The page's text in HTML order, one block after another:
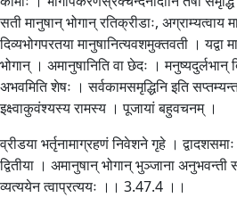
सती मानुषान् भोगान् रतिक्रीडाः,
दिव्यभोगपरतया मानुषानित्यवशमुक्तवती । यद्वा
भोगान् । अमानुषानिति वा छेदः । मनुष्यदुर्लभान्
अभवमिति शेषः । सर्वकामसमृद्धिनि इति
इक्ष्वाकुवंश्यस्य रामस्य । पूजायां बहुवचनम् ।
व्रीडया भर्तृनामाग्रहणं निवेशने गृहे ।
द्वितीया । अमानुषान् भोगान् भुञ्जाना अनुभवन्ती
व्यत्ययेन त्वाप्रत्ययः ।। 3.47.4 ।।